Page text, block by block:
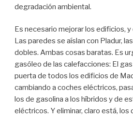
degradación ambiental.
Es necesario mejorar los edificios,
Las paredes se aíslan con Pladur,
dobles. Ambas cosas baratas. Es
gasóleo de las calefacciones: El
puerta de todos los edificios de
cambiando a coches eléctricos,
los de gasolina a los híbridos y de
eléctricos. Y eliminar, claro está, los